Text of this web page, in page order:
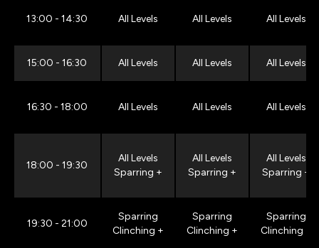
13:00 - 14:30 All Levels All Levels All Levels
15:00 - 16:30 All Levels All Levels All Levels
16:30 - 18:00 All Levels All Levels All Levels
18:00 - 19:30
All Levels
Sparring +
All Levels
Sparring +
All Levels
Sparring +
19:30 - 21:00
Sparring
Clinching +
Sparring
Clinching +
Sparring
Clinching +